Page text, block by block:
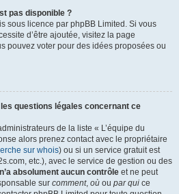
pas disponible ?
sous licence par phpBB Limited. Si vous
d’être ajoutée, visitez la page
pouvez voter pour des idées proposées ou
questions légales concernant ce
de la liste « L’équipe du
alors prenez contact avec le propriétaire
sur whois) ou si un service gratuit est
etc.), avec le service de gestion ou des
n’a absolument aucun contrôle et ne peut
sur comment, où ou par qui ce